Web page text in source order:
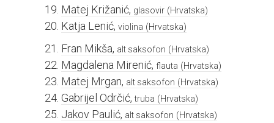
Matej Križanić, glasovir (Hrvatska)
Katja Lenić, violina (Hrvatska)
Fran Mikša, alt saksofon (Hrvatska)
Magdalena Mirenić, flauta (Hrvatska)
Matej Mrgan, alt saksofon (Hrvatska)
Gabrijel Odrčić,truba (Hrvatska)
Jakov Paulić, alt saksofon (Hrvatska)